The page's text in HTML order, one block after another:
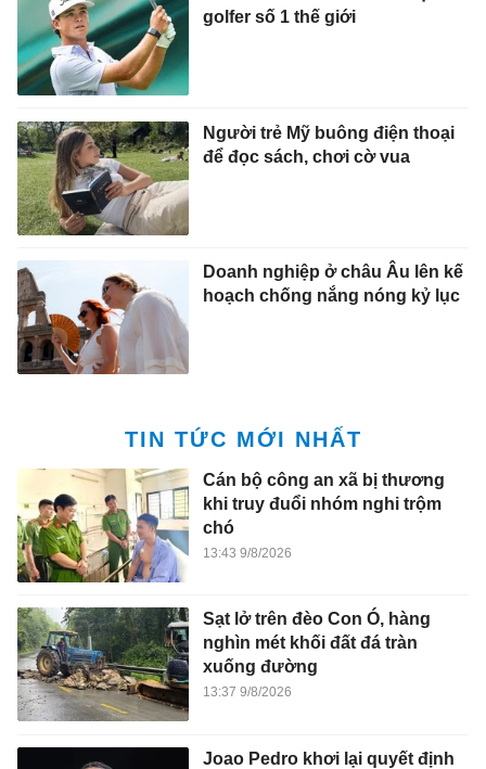
golfer số 1 thế giới
Người trẻ Mỹ buông điện thoại
để đọc sách, chơi cờ vua
Doanh nghiệp ở châu Âu lên kế
hoạch chống nắng nóng kỷ lục
TIN TỨC MỚI NHẤT
Cán bộ công an xã bị thương
khi truy đuổi nhóm nghi trộm
chó
13:43 9/8/2026
Sạt lở trên đèo Con Ó, hàng
nghìn mét khối đất đá tràn
xuống đường
13:37 9/8/2026
Joao Pedro khơi lại quyết định